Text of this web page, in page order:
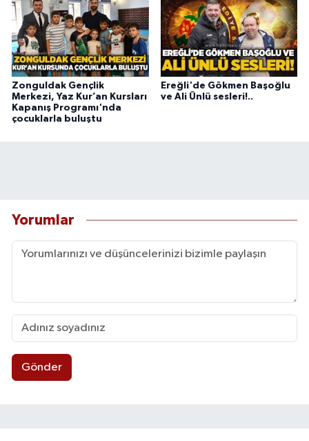
Zonguldak Gençlik
Merkezi, Yaz Kur’an Kursları
Kapanış Programı'nda
çocuklarla buluştu
Ereğli'de Gökmen Başoğlu
ve Ali Ünlü sesleri!..
Yorumlar
Gönder